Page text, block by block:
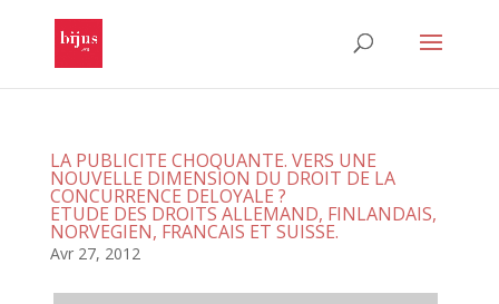
LA PUBLICITE CHOQUANTE. VERS UNE
NOUVELLE DIMENSION DU DROIT DE LA
CONCURRENCE DELOYALE ?
ETUDE DES DROITS ALLEMAND, FINLANDAIS,
NORVEGIEN, FRANCAIS ET SUISSE.
Avr 27, 2012